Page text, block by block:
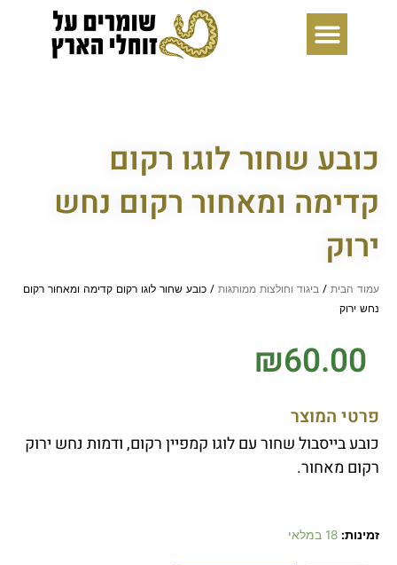
כובע שחור לוגו רקום
קדימה ומאחור רקום נחש
ירוק
עמוד הבית / ביגוד וחולצות ממותגות / כובע שחור לוגו רקום קדימה ומאחור רקום
נחש ירוק
₪60.00
פרטי המוצר
כובע בייסבול שחור עם לוגו קמפיין רקום, ודמות נחש ירוק
רקום מאחור.
זמינות: 18 במלאי
כמות